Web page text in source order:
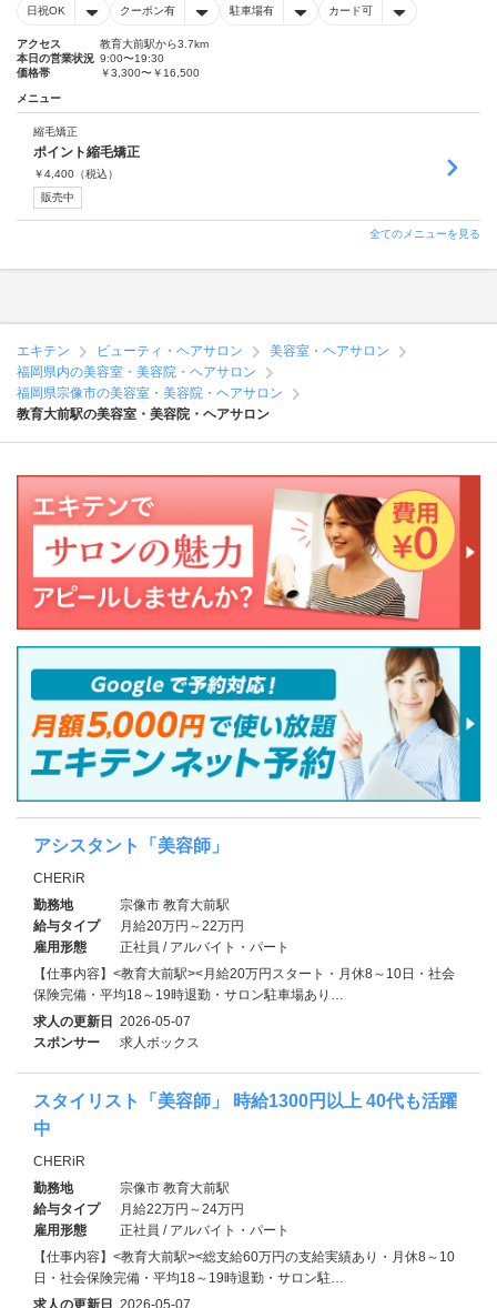
日祝OK クーポン有 駐車場有 カード可
アクセス
教育大前駅から3.7km
本日の営業状況 9:00〜19:30
価格帯
￥3,300〜￥16,500
メニュー
縮毛矯正
ポイント縮毛矯正
￥4,400 （税込）
販売中
全てのメニューを見る
エキテン ビューティ・ヘアサロン
美容室・ヘアサロン
福岡県内の美容室・美容院・ヘアサロン
福岡県宗像市の美容室・美容院・ヘアサロン
教育大前駅の美容室・美容院・ヘアサロン
アシスタント「美容師」
CHERiR
勤務地
宗像市 教育大前駅
給与タイプ
月給20万円～22万円
雇用形態
正社員 / アルバイト・パート
【仕事内容】<教育大前駅><月給20万円スタート・月休8～10日・社会
保険完備・平均18～19時退勤・サロン駐車場あり…
求人の更新日 2026-05-07
スポンサー
求人ボックス
スタイリスト「美容師」 時給1300円以上 40代も活躍
中
CHERiR
勤務地
宗像市 教育大前駅
給与タイプ
月給22万円～24万円
雇用形態
正社員 / アルバイト・パート
【仕事内容】<教育大前駅><総支給60万円の支給実績あり・月休8～10
日・社会保険完備・平均18～19時退勤・サロン駐…
求人の更新日 2026-05-07